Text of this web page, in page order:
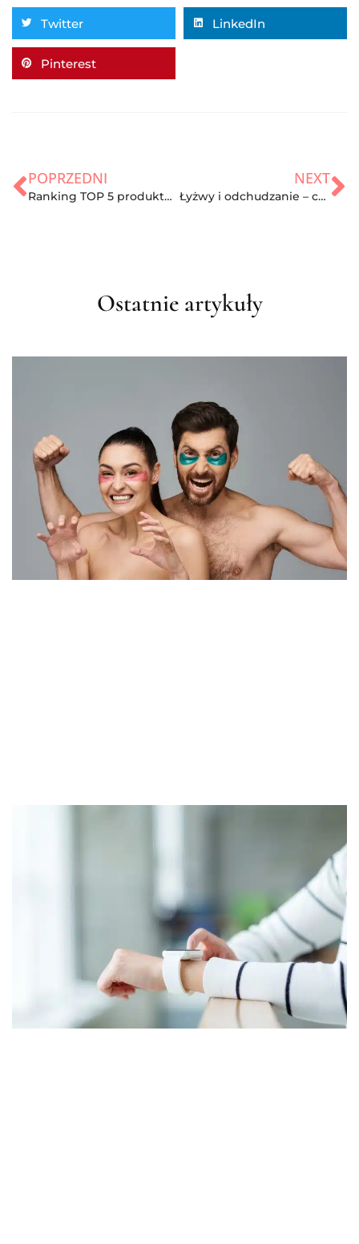
Twitter LinkedIn
Pinterest
POPRZEDNI
Ranking TOP 5 produktów ujędrniających biust!
NEXT
Łyżwy i odchudzanie – czy mają się ku sobie?
Ostatnie artykuły